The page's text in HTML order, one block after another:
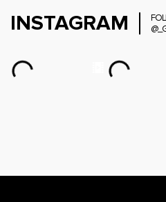
INSTAGRAM